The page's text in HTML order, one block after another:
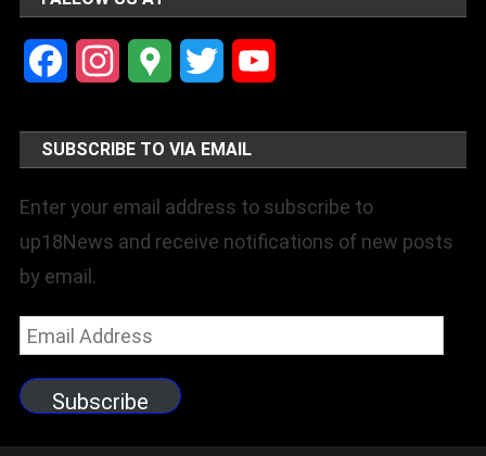
FacebookInstagramGoogle Twitter
SUBSCRIBE TO VIA EMAIL
Enter your email address to subscribe to
up18News and receive notifications of new posts
by email.
Email
Subscribe